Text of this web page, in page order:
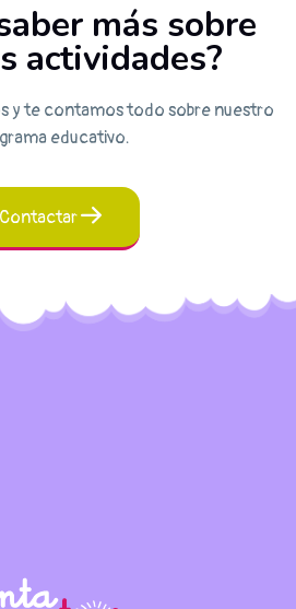
más sobre
actividades?
y te contamos todo sobre nuestro
educativo.
Contactar